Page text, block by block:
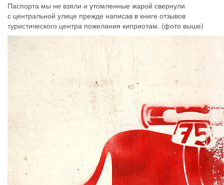
Паспорта мы не взяли и утомленные жарой свернули
с центральной улице прежде написав в книге отзывов
туристического центра пожелания киприотам. (фото выше)